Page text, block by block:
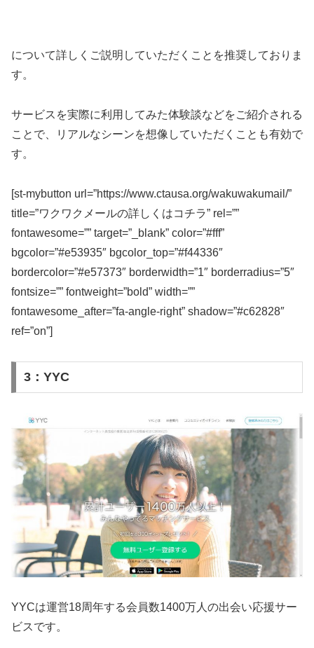
について詳しくご説明していただくことを推奨しておりま
す。
サービスを実際に利用してみた体験談などをご紹介される
ことで、リアルなシーンを想像していただくことも有効で
す。
[st-mybutton url=”https://www.ctausa.org/wakuwakumail/”
title=”ワクワクメールの詳しくはコチラ” rel=””
fontawesome=”” target=”_blank” color=”#fff”
bgcolor=”#e53935″ bgcolor_top=”#f44336″
bordercolor=”#e57373″ borderwidth=”1″ borderradius=”5″
fontsize=”” fontweight=”bold” width=””
fontawesome_after=”fa-angle-right” shadow=”#c62828″
ref=”on”]
3：YYC
YYCは運営18周年する会員数1400万人の出会い応援サー
ビスです。